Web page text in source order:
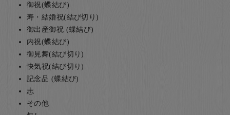
御祝(蝶結び)
寿・結婚祝(結び切り)
御出産御祝 (蝶結び)
内祝(蝶結び)
御見舞(結び切り)
快気祝(結び切り)
記念品 (蝶結び)
志
その他